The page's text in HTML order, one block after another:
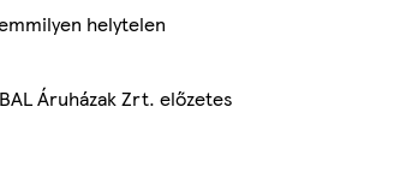
helytelen
Áruházak Zrt. előzetes